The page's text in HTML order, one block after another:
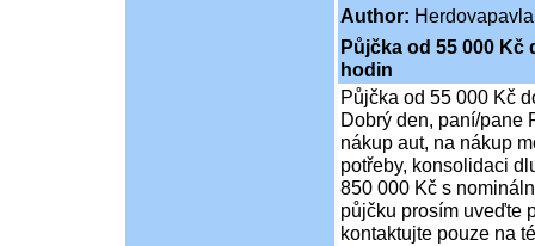
Author: Herdovapavla
Půjčka od 55 000 Kč
hodin
Půjčka od 55 000 Kč
Dobrý den, paní/pane
nákup aut, na nákup
potřeby, konsolidaci
850 000 Kč s
půjčku prosím uveďte
kontaktujte pouze na